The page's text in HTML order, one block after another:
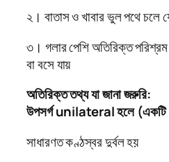
২। বাতাস ও খাবার ভুল পথে চলে
৩। গলার পেশি অতিরিক্ত
বা বসে যায়
অতিরিক্ত তথ্য যা জানা জরুরি:
উপসর্গ unilateral হলে (একটি
সাধারণত কণ্ঠস্বর দুর্বল হয়